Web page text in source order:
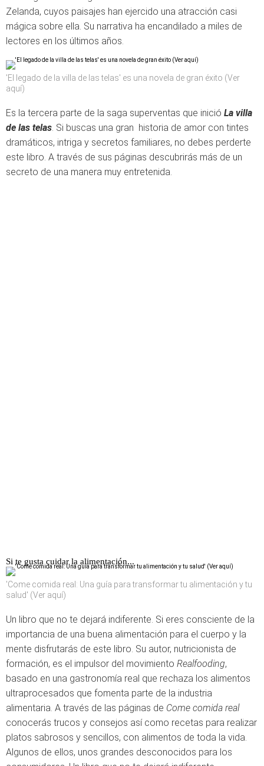
Zelanda, cuyos paisajes han ejercido una atracción casi
mágica sobre ella. Su narrativa ha encandilado a miles de
lectores en los últimos años.
'El legado de la villa de las telas' es una novela de gran éxito (Ver
aquí)
Es la tercera parte de la saga superventas que inició La villa
de las telas. Si buscas una gran historia de amor con tintes
dramáticos, intriga y secretos familiares, no debes perderte
este libro. A través de sus páginas descubrirás más de un
secreto de una manera muy entretenida.
Si te gusta cuidar la alimentación...
'Come comida real: Una guía para transformar tu alimentación y tu
salud' (Ver aquí)
Un libro que no te dejará indiferente. Si eres consciente de la
importancia de una buena alimentación para el cuerpo y la
mente disfrutarás de este libro. Su autor, nutricionista de
formación, es el impulsor del movimiento Realfooding,
basado en una gastronomía real que rechaza los alimentos
ultraprocesados que fomenta parte de la industria
alimentaria. A través de las páginas de Come comida real
conocerás trucos y consejos así como recetas para realizar
platos sabrosos y sencillos, con alimentos de toda la vida.
Algunos de ellos, unos grandes desconocidos para los